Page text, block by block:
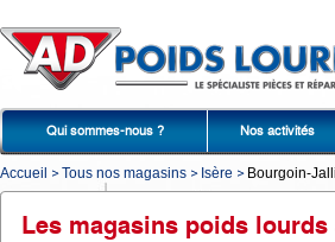
Qui sommes-nous ? Nos activités
Accueil Tous nos magasins Isère Bourgoin-
Les magasins poids